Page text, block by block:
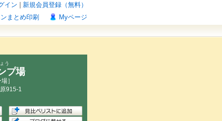
新規会員登録（無料）
イン
Myページ
まとめ印刷
う
プ場
］
915-1